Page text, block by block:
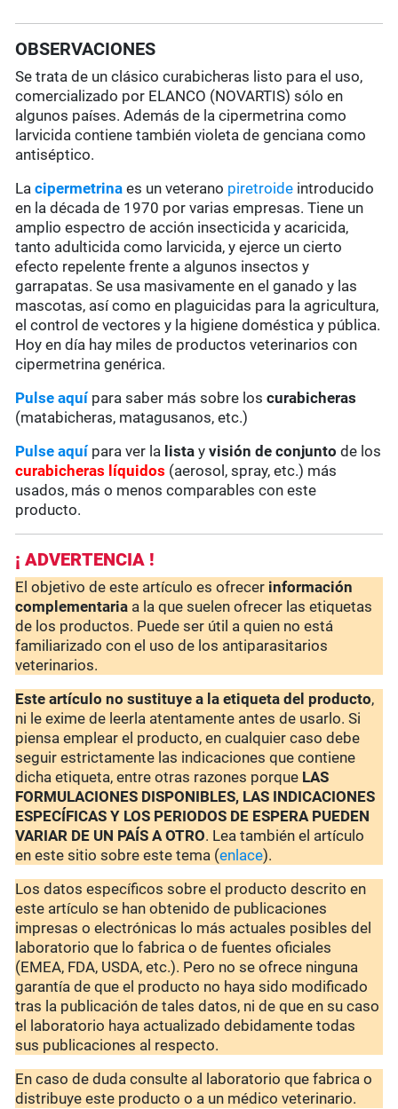
OBSERVACIONES
Se trata de un clásico curabicheras listo para el uso,
comercializado por ELANCO (NOVARTIS) sólo en
algunos países. Además de la cipermetrina como
larvicida contiene también violeta de genciana como
antiséptico.
Lacipermetrinaes un veterano piretroide introducido
en la década de 1970 por varias empresas. Tiene un
amplio espectro de acción insecticida y acaricida,
tanto adulticida como larvicida, y ejerce un cierto
efecto repelente frente a algunos insectos y
garrapatas. Se usa masivamente en el ganado y las
mascotas, así como en plaguicidas para la agricultura,
el control de vectores y la higiene doméstica y pública.
Hoy en día hay miles de productos veterinarios con
cipermetrina genérica.
Pulse aquípara saber más sobre loscurabicheras
(matabicheras, matagusanos, etc.)
Pulse aquí para ver la lista yvisión de conjunto de los
curabicheras líquidos (aerosol, spray, etc.) más
usados, más o menos comparables con este
producto.
¡ ADVERTENCIA !
El objetivo de este artículo es ofrecer información
complementaria a la que suelen ofrecer las etiquetas
de los productos. Puede ser útil a quien no está
familiarizado con el uso de los antiparasitarios
veterinarios.
Este artículo no sustituye a la etiqueta del producto,
ni le exime de leerla atentamente antes de usarlo. Si
piensa emplear el producto, en cualquier caso debe
seguir estrictamente las indicaciones que contiene
dicha etiqueta, entre otras razones porque LAS
FORMULACIONES DISPONIBLES, LAS INDICACIONES
ESPECÍFICAS Y LOS PERIODOS DE ESPERA PUEDEN
VARIAR DE UN PAÍS A OTRO. Lea también el artículo
en este sitio sobre este tema (enlace).
Los datos específicos sobre el producto descrito en
este artículo se han obtenido de publicaciones
impresas o electrónicas lo más actuales posibles del
laboratorio que lo fabrica o de fuentes oficiales
(EMEA, FDA, USDA, etc.). Pero no se ofrece ninguna
garantía de que el producto no haya sido modificado
tras la publicación de tales datos, ni de que en su caso
el laboratorio haya actualizado debidamente todas
sus publicaciones al respecto.
En caso de duda consulte al laboratorio que fabrica o
distribuye este producto o a un médico veterinario.